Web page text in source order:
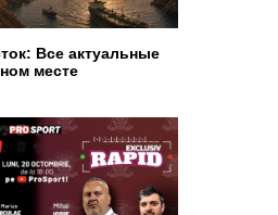
Все актуальные
месте